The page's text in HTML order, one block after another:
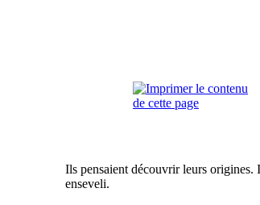
Ils pensaient découvrir leurs
enseveli.